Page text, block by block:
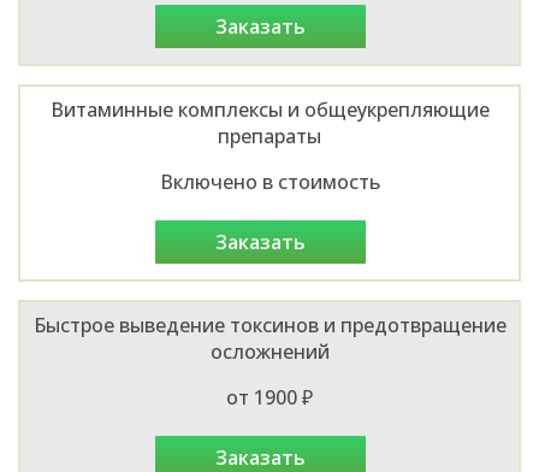
заказать
Витаминные комплексы и общеукрепляющие
препараты
Включено в стоимость
заказать
Быстрое выведение токсинов и предотвращение
осложнений
от 1900 ₽
заказать